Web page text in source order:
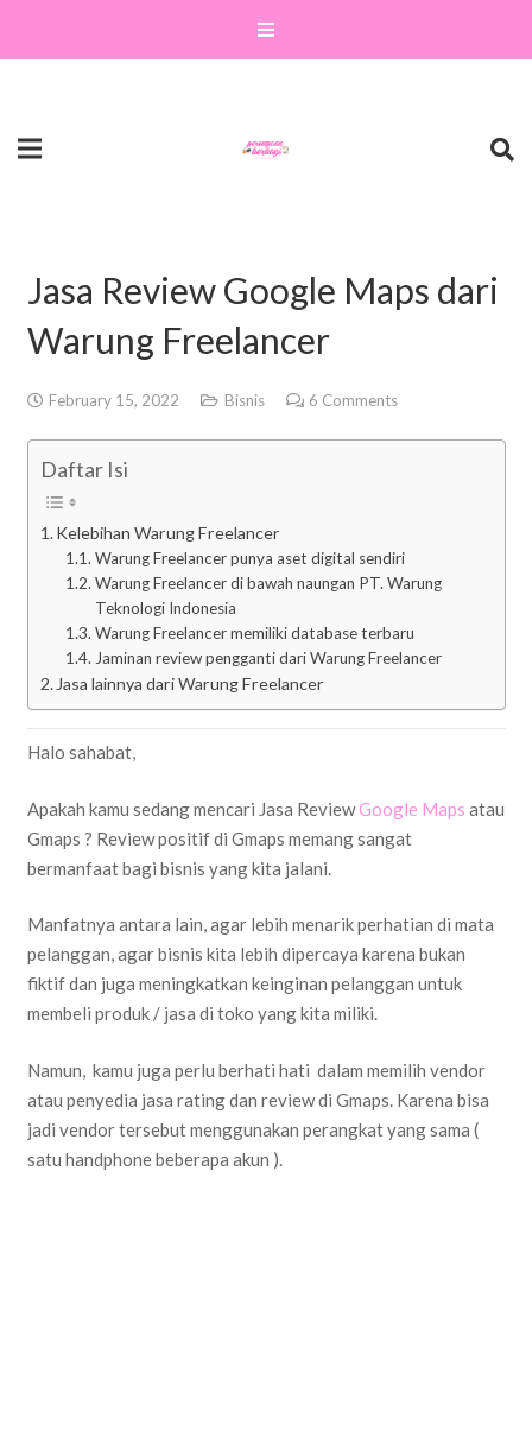
Jasa Review Google Maps dari
Warung Freelancer
February 15, 2022 Bisnis 6 Comments
Daftar Isi
Kelebihan Warung Freelancer
Warung Freelancer punya aset digital sendiri
Warung Freelancer di bawah naungan PT. Warung
Teknologi Indonesia
Warung Freelancer memiliki database terbaru
Jaminan review pengganti dari Warung Freelancer
Jasa lainnya dari Warung Freelancer
Halo sahabat,
Apakah kamu sedang mencari Jasa ReviewGoogle Maps atau
Gmaps ? Review positif di Gmaps memang sangat
bermanfaat bagi bisnis yang kita jalani.
Manfatnya antara lain, agar lebih menarik perhatian di mata
pelanggan, agar bisnis kita lebih dipercaya karena bukan
fiktif dan juga meningkatkan keinginan pelanggan untuk
membeli produk / jasa di toko yang kita miliki.
Namun, kamu juga perlu berhati hati dalam memilih vendor
atau penyedia jasa rating dan review di Gmaps. Karena bisa
jadi vendor tersebut menggunakan perangkat yang sama (
satu handphone beberapa akun ).